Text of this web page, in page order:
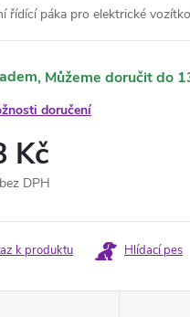
řídící páka pro elektrické
doručení
Kč
DPH
k produktu Hlídací pes